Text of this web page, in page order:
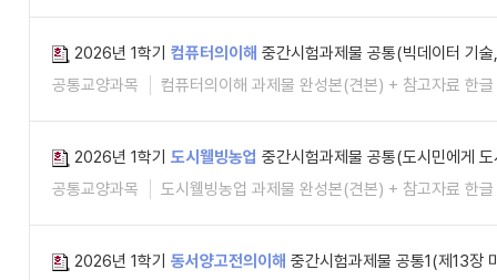
2026년 1학기 컴퓨터의이해 중간시험과제물 공통(빅데이터 기
공통교양과목
컴퓨터의이해 과제물 완성본(견본) + 참고자료 한글
2026년 1학기 도시웰빙농업 중간시험과제물 공통(도시민에게
공통교양과목
도시웰빙농업 과제물 완성본(견본) + 참고자료 한
2026년 1학기 동서양고전의이해 중간시험과제물 공통1(제13장